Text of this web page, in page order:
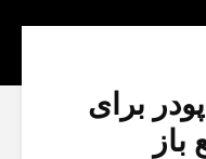
برای